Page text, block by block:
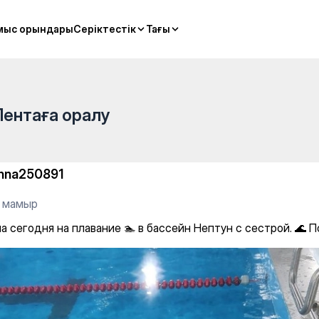
орындарыСеріктестік Тағы
орындарыСеріктестік Тағы
оралу
мамыр
сегодня на плавание 🏊 в бассейн Нептун с сестрой. 🌊